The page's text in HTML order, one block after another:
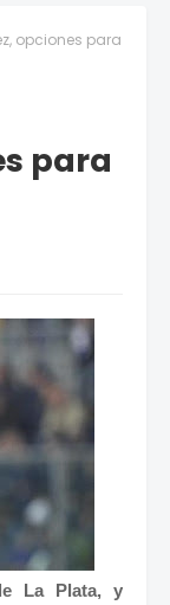
opciones para
para
La Plata, y